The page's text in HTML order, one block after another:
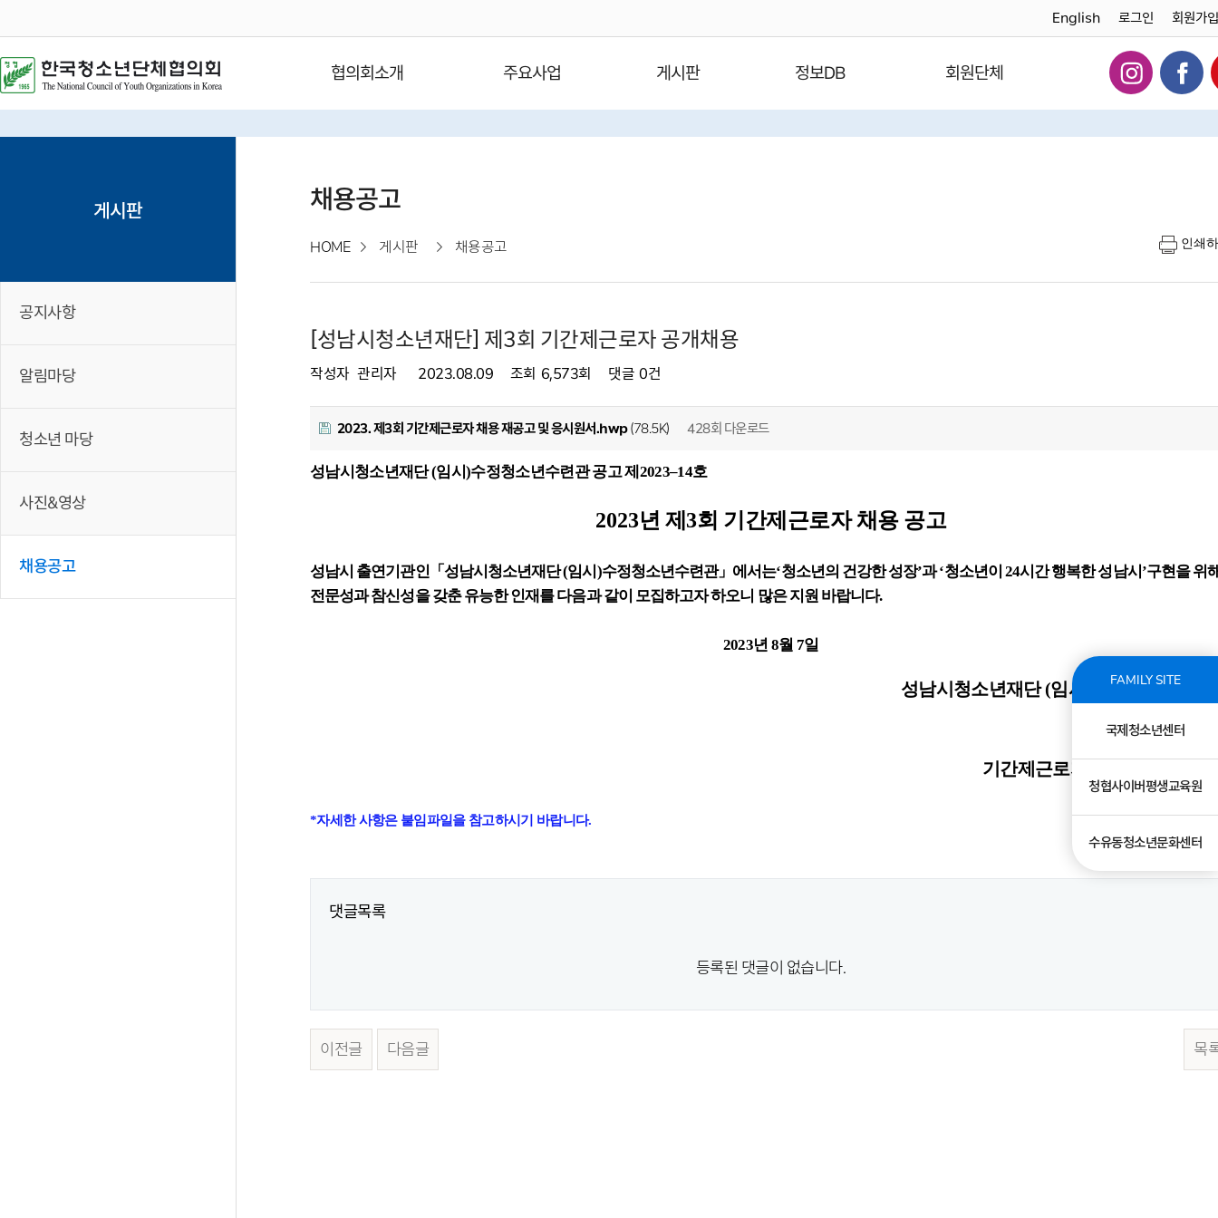
English 로그인 회원가입
협의회소개 주요사업 게시판 정보DB 회원단체
FAMILY SITE
국제청소년센터
청협사이버평생교육원
수유동청소년문화센터
게시판
공지사항
알림마당
청소년 마당
사진&영상
채용공고
채용공고
HOME 게시판 채용공고 인쇄
[성남시청소년재단] 제3회 기간제근로자 공개채용
작성자 관리자 2023.08.09 조회 6,573회 댓글 0건
2023. 제3회 기간제근로자 채용 재공고 및 응시원서.hwp(78.5K) 428회 다운로드
성남시청소년재단(임시)수정청소년수련관 공고 제 2023–14호
2023년 제 3회 기간제근로자 채용 공고
성남시 출연기관인 「 성남시청소년재단(임시 )수정청소년수련관」 에서는‘청소년의 건강한 성장’과‘청소년이 24시간 행복한 성남시 ’구현을 위
전문성과 참신성을 갖춘 유능한 인재를 다음과 같이 모집하고자 하오니 많은 지원 바랍니다.
2023년 8월 7일
성남시청소년재단(임시 수정청소년수
기간제근로자 채용위원회위원
*자세한 사항은 붙임파일을 참고하시기 바랍니다.
댓글목록
등록된 댓글이 없습니다.
이전글 다음글 목